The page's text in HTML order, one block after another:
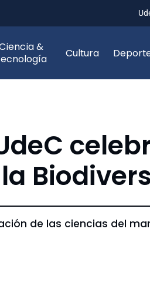
&
Cultura
de las ciencias del